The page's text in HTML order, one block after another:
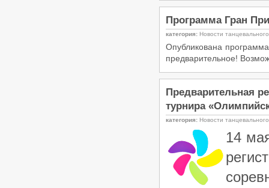
Программа Гран
категория: Новости
Опубликована
предварительное!
Предварительная
турнира
категория: Новости
14